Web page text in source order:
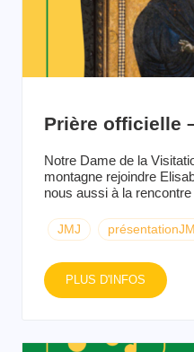
Prière officielle
Notre Dame de la
montagne rejoindre
nous aussi à la
JMJ
PLUS D'INFOS